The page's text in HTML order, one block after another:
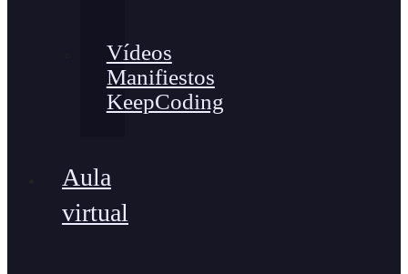
Vídeos
Manifiestos
KeepCoding
Aula
virtual